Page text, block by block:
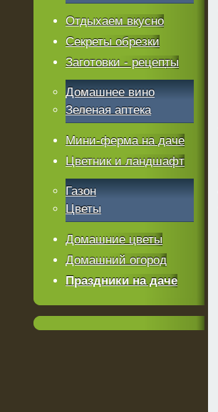
Отдыхаем вкусно
Секреты обрезки
Заготовки - рецепты
Домашнее вино
Зеленая аптека
Мини-ферма на даче
Цветник и ландшафт
Газон
Цветы
Домашние цветы
Домашний огород
Праздники на даче